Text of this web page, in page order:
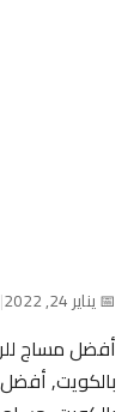
📅 يناير 24, 2022 |
👤
أفضل مساج
بالكويت, أفضل